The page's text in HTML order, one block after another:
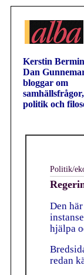
Kerstin
Dan
bloggar om
samhällsfrågor,
politik och
Politik/
Den
hjälpa
redan